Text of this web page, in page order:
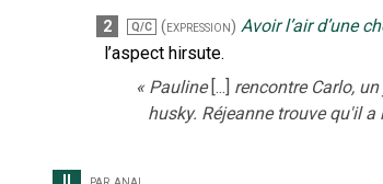
2 Q/C (expression) Avoir l’air d’une
l’aspect hirsute.
« Pauline [...] rencontre Carlo,
husky. Réjeanne trouve qu'il